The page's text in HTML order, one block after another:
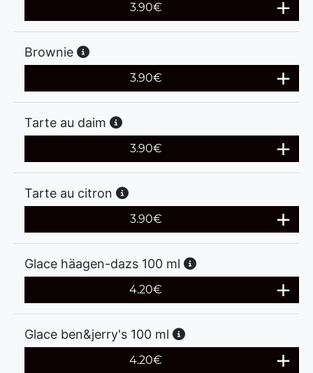
3.90€
Brownie
3.90€
Tarte au daim
3.90€
Tarte au citron
3.90€
Glace häagen-dazs 100 ml
4.20€
Glace ben&jerry's 100 ml
4.20€